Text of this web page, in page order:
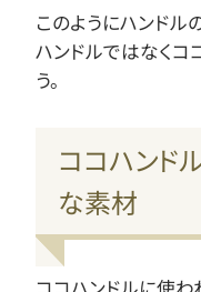
このようにハンドル
ハンドルではなくコ
う。
ココハンド
な素材